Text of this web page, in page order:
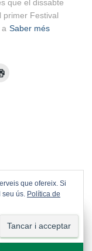
que el dissabte
primer Festival
Saber més
que ofereix. Si
seu ús. Política de